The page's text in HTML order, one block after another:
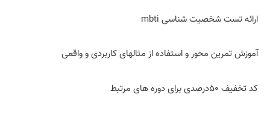
ارائه تست شخصیت شناسی mbti
آموزش تمرین محور و استفاده از مثالهای کاربردی و واقعی
کد تخفیف ۵۰درصدی برای دوره های مرتبط